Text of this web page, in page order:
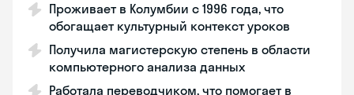
Проживает в Колумбии с 1996 года, что
обогащает культурный контекст уроков
Получила магистерскую степень в области
компьютерного анализа данных
Работала переводчиком, что помогает в